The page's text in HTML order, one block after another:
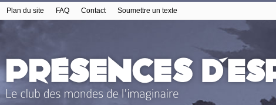
Plan du site FAQ Contact Soumettre un texte